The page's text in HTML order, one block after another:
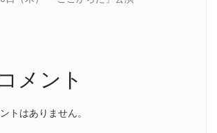
メント
トはありません。